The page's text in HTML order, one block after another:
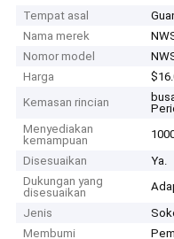
Tempat asal
Nama merek
Nomor model
Harga
Kemasan rincian
Menyediakan
kemampuan
Disesuaikan
Ya.
Dukungan yang
disesuaikan
Jenis
Membumi